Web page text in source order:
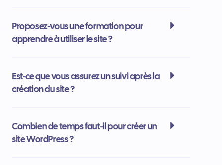
Proposez-vous une formation pour
apprendre à utiliser le site ?
Est-ce que vous assurez un suivi après la
création du site ?
Combien de temps faut-il pour créer un
site WordPress ?